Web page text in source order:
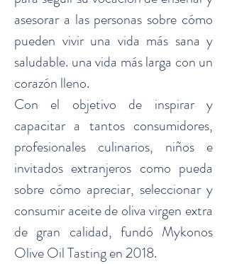
asesorar a las personas sobre cómo
pueden vivir una vida más sana y
saludable. una vida más larga con un
corazón lleno.
Con el objetivo de inspirar y
capacitar a tantos consumidores,
profesionales culinarios, niños e
invitados extranjeros como pueda
sobre cómo apreciar, seleccionar y
consumir aceite de oliva virgen extra
de gran calidad, fundó Mykonos
Olive Oil Tasting en 2018.